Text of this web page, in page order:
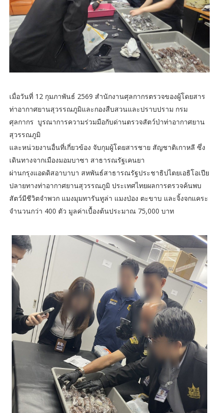
เมื่อวันที่ 12 กุมภาพันธ์ 2569 สำนักงานศุลกากรตรวจของผู้โดยสาร
ท่าอากาศยานสุวรรณภูมิและกองสืบสวนและปราบปราม กรม
ศุลกากร บูรณาการความร่วมมือกับด่านตรวจสัตว์ป่าท่าอากาศยาน
สุวรรณภูมิ
และหน่วยงานอื่นที่เกี่ยวข้อง จับกุมผู้โดยสารชาย สัญชาติเกาหลี ซึ่ง
เดินทางจากเมืองมอมบาซา สาธารณรัฐเคนยา
ผ่านกรุงแอดดิสอาบาบา สหพันธ์สาธารณรัฐประชาธิปไตยเอธิโอเปีย
ปลายทางท่าอากาศยานสุวรรณภูมิ ประเทศไทยผลการตรวจค้นพบ
สัตว์มีชีวิตจำพวก แมงมุมทารันทูล่า แมงป่อง ตะขาบ และจิ้งจกแคระ
จำนวนกว่า 400 ตัว มูลค่าเบื้องต้นประมาณ 75,000 บาท